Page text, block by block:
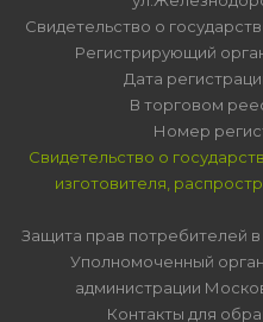
Свидетельство о
Регистрирующий
Дата
В торговом
Номер
Свидетельство о
изготовителя,
Защита прав потребителей
Уполномоченный
администрации
Контакты для